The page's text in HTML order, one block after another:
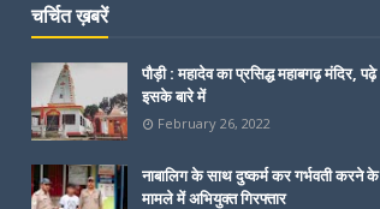
चर्चित ख़बरें
पौड़ी : महादेव का प्रसिद्ध महाबगढ़ मंदिर, पढ़े
इसके बारे में
February 26, 2022
नाबालिग के साथ दुष्कर्म कर गर्भवती करने के
मामले में अभियुक्त गिरफ्तार